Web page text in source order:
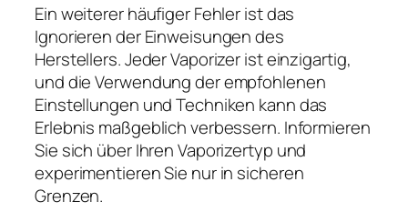
Ein weiterer häufiger Fehler ist das
Ignorieren der Einweisungen des
Herstellers. Jeder Vaporizer ist einzigartig,
und die Verwendung der empfohlenen
Einstellungen und Techniken kann das
Erlebnis maßgeblich verbessern. Informieren
Sie sich über Ihren Vaporizertyp und
experimentieren Sie nur in sicheren
Grenzen.